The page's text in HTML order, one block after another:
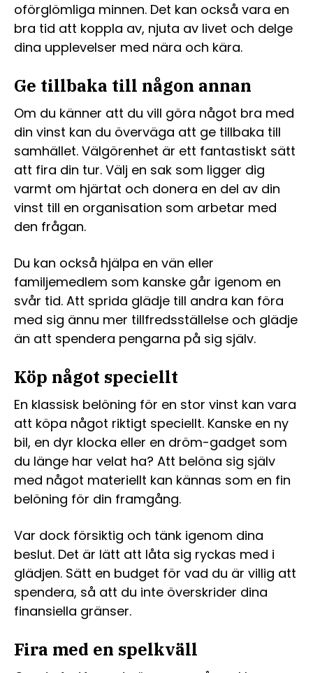
oförglömliga minnen. Det kan också vara en
bra tid att koppla av, njuta av livet och delge
dina upplevelser med nära och kära.
Ge tillbaka till någon annan
Om du känner att du vill göra något bra med
din vinst kan du överväga att ge tillbaka till
samhället. Välgörenhet är ett fantastiskt sätt
att fira din tur. Välj en sak som ligger dig
varmt om hjärtat och donera en del av din
vinst till en organisation som arbetar med
den frågan.
Du kan också hjälpa en vän eller
familjemedlem som kanske går igenom en
svår tid. Att sprida glädje till andra kan föra
med sig ännu mer tillfredsställelse och glädje
än att spendera pengarna på sig själv.
Köp något speciellt
En klassisk belöning för en stor vinst kan vara
att köpa något riktigt speciellt. Kanske en ny
bil, en dyr klocka eller en dröm-gadget som
du länge har velat ha? Att belöna sig själv
med något materiellt kan kännas som en fin
belöning för din framgång.
Var dock försiktig och tänk igenom dina
beslut. Det är lätt att låta sig ryckas med i
glädjen. Sätt en budget för vad du är villig att
spendera, så att du inte överskrider dina
finansiella gränser.
Fira med en spelkväll